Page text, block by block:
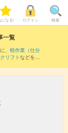
になる! ログイン 検索
一覧
、 軽作業（仕分
リフトなどを取